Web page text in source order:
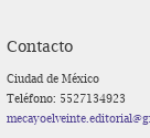
Contacto
Ciudad de México
Teléfono: 5527134923